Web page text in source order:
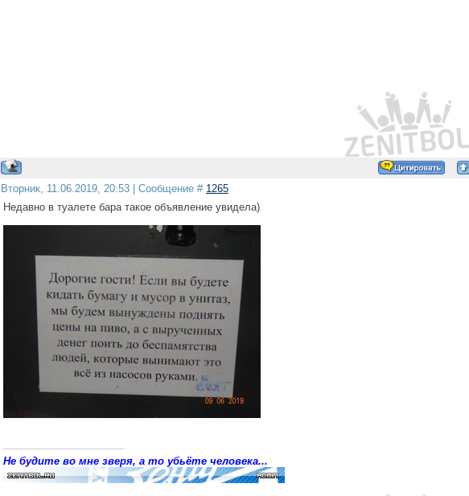
Вторник, 11.06.2019, 20:53 | Сообщение # 1265
Недавно в туалете бара такое объявление увидела)
Не будите во мне зверя, а то убьёте человека...